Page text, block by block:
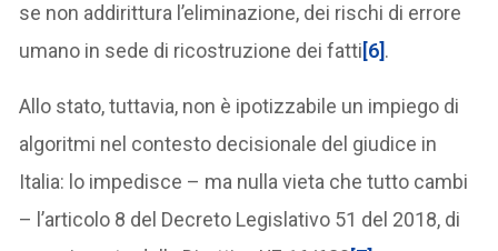
se non addirittura l’eliminazione, dei rischi di errore
umano in sede di ricostruzione dei fatti[6].
Allo stato, tuttavia, non è ipotizzabile un impiego di
algoritmi nel contesto decisionale del giudice in
Italia: lo impedisce – ma nulla vieta che tutto cambi
– l’articolo 8 del Decreto Legislativo 51 del 2018, di